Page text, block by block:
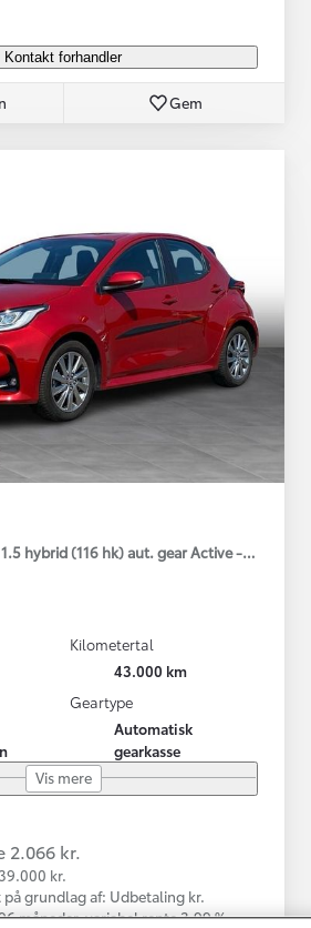
Kontakt forhandler
Gem
hybrid (116 hk) aut. gear Active -
Kilometertal
43.000 km
Geartype
Automatisk
gearkasse
Vis mere
kr.
kr.
på grundlag af: Udbetaling kr.
måneder, variabel rente 3,99 %,